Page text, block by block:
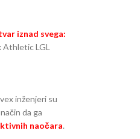
iznad svega:
Athletic LGL
inženjeri su
da ga
naočara.